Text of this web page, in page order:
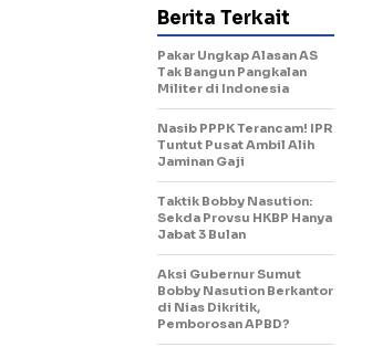
Berita Terkait
Pakar Ungkap Alasan AS
Tak Bangun Pangkalan
Militer di Indonesia
Nasib PPPK Terancam! IPR
Tuntut Pusat Ambil Alih
Jaminan Gaji
Taktik Bobby Nasution:
Sekda Provsu HKBP Hanya
Jabat 3 Bulan
Aksi Gubernur Sumut
Bobby Nasution Berkantor
di Nias Dikritik,
Pemborosan APBD?